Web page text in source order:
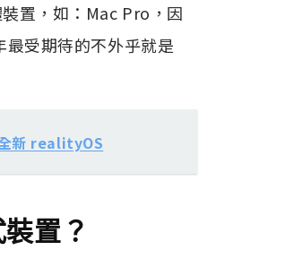
置，如：Mac Pro，因
受期待的不外乎就是
新 realityOS
置？